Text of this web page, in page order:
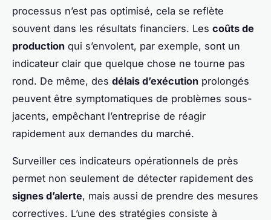
processus n’est pas optimisé, cela se reflète
souvent dans les résultats financiers. Les coûts de
production qui s’envolent, par exemple, sont un
indicateur clair que quelque chose ne tourne pas
rond. De même, des délais d’exécution prolongés
peuvent être symptomatiques de problèmes sous-
jacents, empêchant l’entreprise de réagir
rapidement aux demandes du marché.
Surveiller ces indicateurs opérationnels de près
permet non seulement de détecter rapidement des
signes d’alerte, mais aussi de prendre des mesures
correctives. L’une des stratégies consiste à